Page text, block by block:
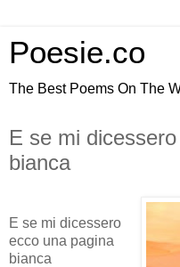
Poesie.co
The Best Poems On The
E se mi
bianca
E se mi dicessero
ecco una pagina
bianca